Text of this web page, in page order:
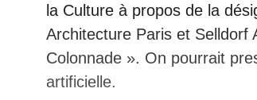
la Culture à propos de la
Architecture Paris et Selldorf
Colonnade ». On pourrait
artificielle.